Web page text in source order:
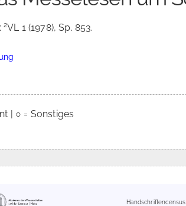
2VL 1 (1978), Sp. 853.
| ○ = Sonstiges
Handschriftencensus